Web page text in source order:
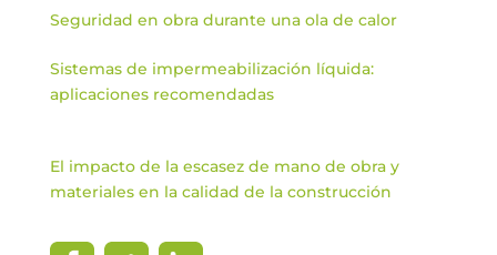
Seguridad en obra durante una ola de calor
Sistemas de impermeabilización líquida:
aplicaciones recomendadas
El impacto de la escasez de mano de obra y
materiales en la calidad de la construcción